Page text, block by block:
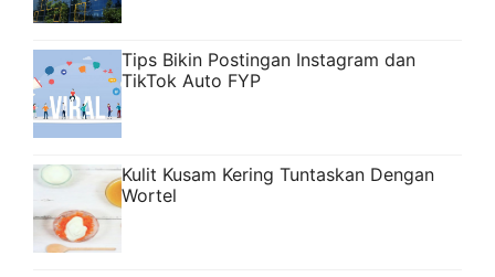
Tips Bikin Postingan Instagram dan
TikTok Auto FYP
Kulit Kusam Kering Tuntaskan Dengan
Wortel